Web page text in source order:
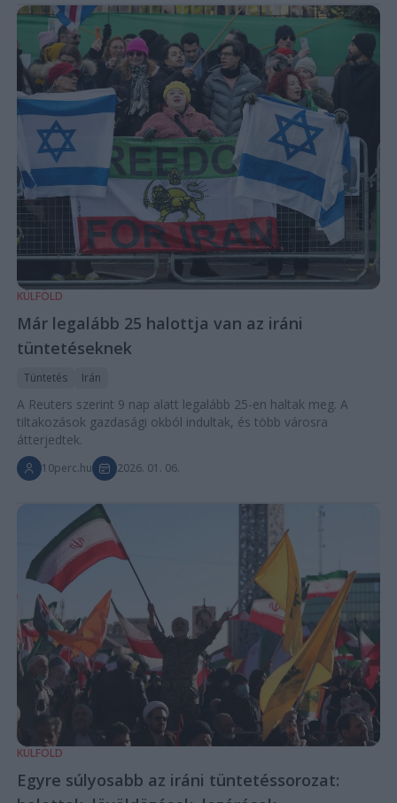
KÜLFÖLD
Már legalább 25 halottja van az iráni
tüntetéseknek
Tüntetés Irán
A Reuters szerint 9 nap alatt legalább 25-en haltak meg. A
tiltakozások gazdasági okból indultak, és több városra
átterjedtek.
10perc.hu 2026. 01. 06.
KÜLFÖLD
Egyre súlyosabb az iráni tüntetéssorozat: